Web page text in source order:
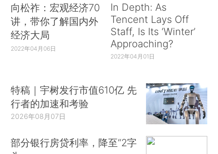
向松祚：宏观经济70
讲，带你了解国内外
经济大局
2022年04月06日
In Depth: As
Tencent Lays Off
Staff, Is Its ‘Winter’
Approaching?
2022年04月01日
特稿｜宇树发行市值610亿 先
行者的加速和考验
2026年08月07日
部分银行房贷利率，降至“2字